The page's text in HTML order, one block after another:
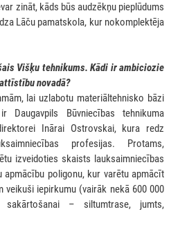
zināt, kāds būs audzēkņu pieplūdums
Lāču pamatskola, kur nokomplektēja
Višķu tehnikums. Kādi ir ambiciozie
novadā?
lai uzlabotu materiāltehnisko bāzi
Būvniecības tehnikuma
Inārai Ostrovskai, kura redz
profesijas. Protams,
izveidoties skaists lauksaimniecības
poligonu, kur varētu apmācīt
veikuši iepirkumu (vairāk nekā 600 000
– siltumtrase, jumts,